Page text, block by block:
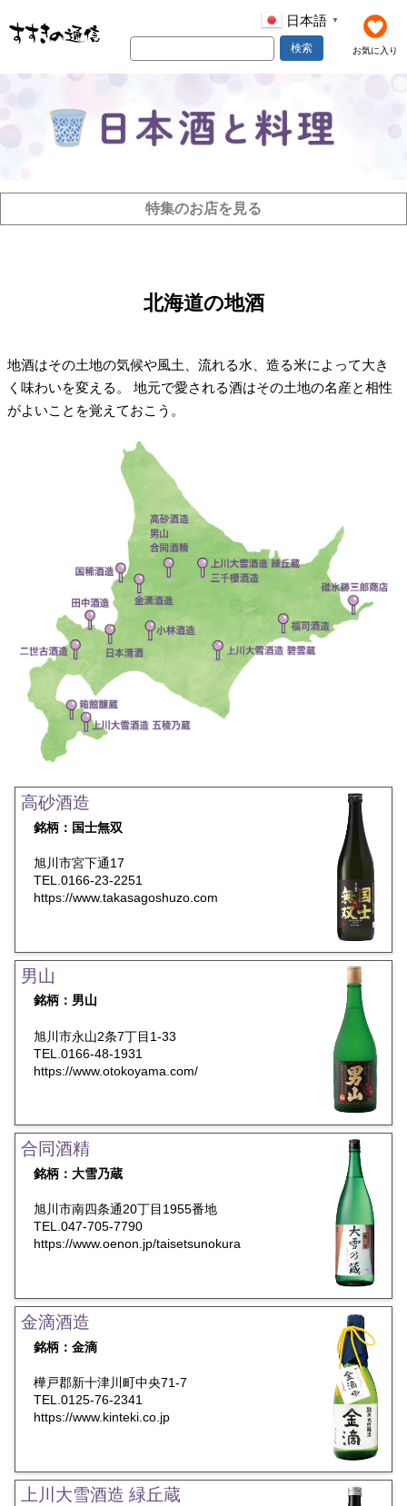
お気に入り
日本語 ▼
検索
特集のお店を見る
北海道の地酒
地酒はその土地の気候や風土、流れる水、造る米によって大き
く味わいを変える。 地元で愛される酒はその土地の名産と相性
がよいことを覚えておこう。
高砂酒造
銘柄：国士無双
旭川市宮下通17
TEL.0166-23-2251
https://www.takasagoshuzo.com
男山
銘柄：男山
旭川市永山2条7丁目1-33
TEL.0166-48-1931
https://www.otokoyama.com/
合同酒精
銘柄：大雪乃蔵
旭川市南四条通20丁目1955番地
TEL.047-705-7790
https://www.oenon.jp/taisetsunokura
金滴酒造
銘柄：金滴
樺戸郡新十津川町中央71-7
TEL.0125-76-2341
https://www.kinteki.co.jp
上川大雪酒造 緑丘蔵